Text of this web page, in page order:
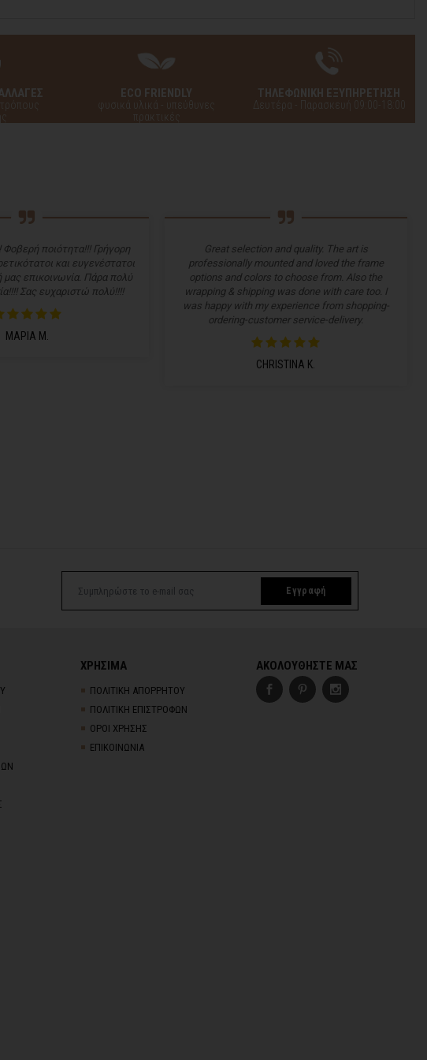
ECO FRIENDLY
φυσικά υλικά - υπεύθυνες
πρακτικές
ΤΗΛΕΦΩΝΙΚΗ ΕΞΥΠΗΡΕΤΗΣΗ
Δευτέρα - Παρασκευή 09:00-18:00
Φοβερή ποιότητα!!! Γρήγορη
και ευγενέστατοι
επικοινωνία. Πάρα πολύ
Σας ευχαριστώ πολύ!!!!
ΜΑΡΙΑ Μ.
Great selection and quality. The art is
professionally mounted and loved the frame
options and colors to choose from. Also the
wrapping & shipping was done with care too. I
was happy with my experience from shopping-
ordering-customer service-delivery.
CHRISTINA K.
Εγγραφή
ΧΡΗΣΙΜΑ
ΠΟΛΙΤΙΚΗ ΑΠΟΡΡΗΤΟΥ
ΠΟΛΙΤΙΚΗ ΕΠΙΣΤΡΟΦΩΝ
ΟΡΟΙ ΧΡΗΣΗΣ
ΕΠΙΚΟΙΝΩΝΙΑ
ΑΚΟΛΟΥΘΗΣΤΕ ΜΑΣ